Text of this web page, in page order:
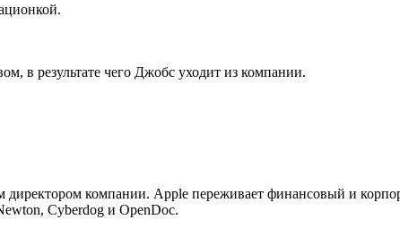
в результате чего Джобс уходит из компании.
компании. Apple переживает финансовый и
Cyberdog и OpenDoc.